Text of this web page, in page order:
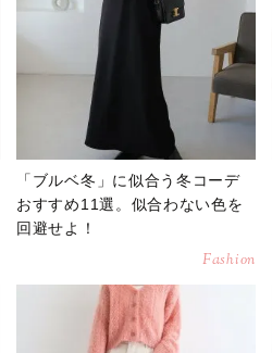
「ブルベ冬」に似合う冬コーデ
おすすめ11選。似合わない色を
回避せよ！
Fashion